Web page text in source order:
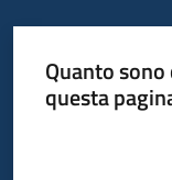
Quanto
questa